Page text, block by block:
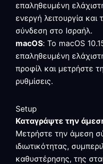
επαληθευμένη
ενεργή λειτουργία
σύνδεση στο Ισραήλ.
macOS: Το macOS
επαληθευμένη
προφίλ και μετρήστε
ρυθμίσεις.
Setup
Καταγράψτε την
Μετρήστε την άμεση
ιδιωτικότητας,
καθυστέρησης, της